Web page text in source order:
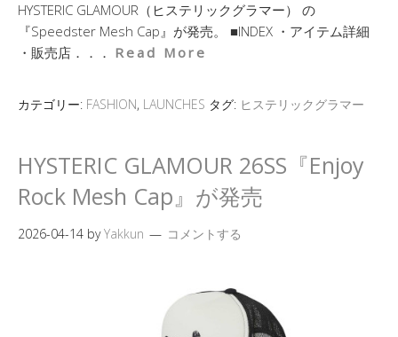
HYSTERIC GLAMOUR（ヒステリックグラマー） の
『Speedster Mesh Cap』が発売。 ■INDEX ・アイテム詳細
・販売店．．． Read More
カテゴリー: FASHION, LAUNCHES タグ: ヒステリックグラマー
HYSTERIC GLAMOUR 26SS『Enjoy
Rock Mesh Cap』が発売
2026-04-14 byYakkun コメントする